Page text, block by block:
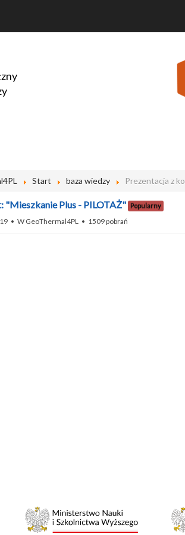
Start baza wiedzy Prezentacja z
"Mieszkanie Plus - PILOTAŻ" Popularny
W GeoThermal4PL 1509 pobrań